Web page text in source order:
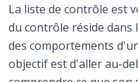
La liste de contrôle est
du contrôle réside
des comportements
objectif est d'aller au-